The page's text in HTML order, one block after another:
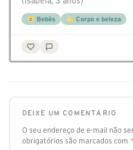
Bebês Corpo e beleza
DEIXE UM COMENTÁRIO
O seu endereço de e-mail não
obrigatórios são marcados com *